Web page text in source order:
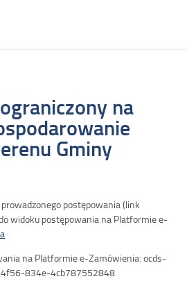
na
Gminy
postępowania (link
widoku postępowania na Platformie e-
na Platformie e-Zamówienia: ocds-
834e-4cb787552848